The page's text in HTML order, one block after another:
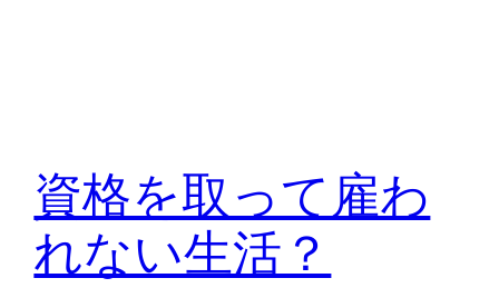
資格を取って雇わ
れない生活？